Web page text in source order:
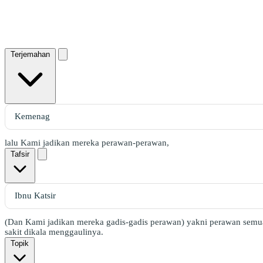
Terjemahan
lalu Kami jadikan mereka perawan-perawan,
Tafsir
(Dan Kami jadikan mereka gadis-gadis perawan) yakni perawan
sakit dikala menggaulinya.
Topik